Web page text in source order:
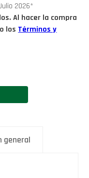
2026*
Al hacer la compra
los Términos y
general